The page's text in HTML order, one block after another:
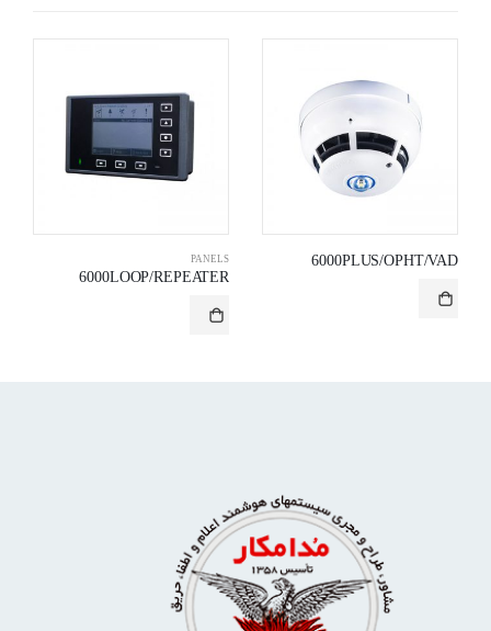
6000PLUS/OPHT/VAD
PANELS
6000LOOP/REPEATER